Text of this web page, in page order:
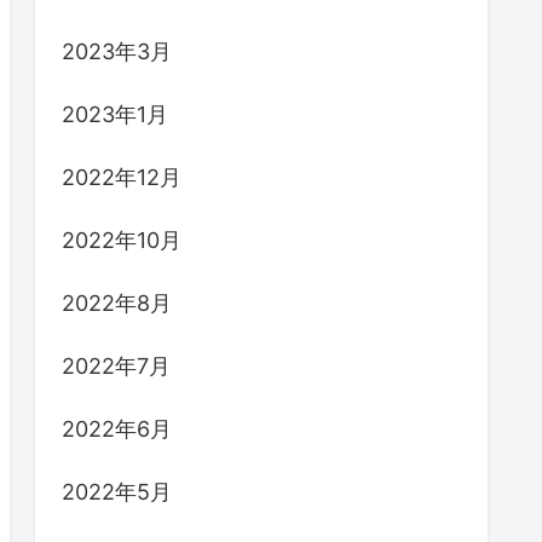
2023年3月
2023年1月
2022年12月
2022年10月
2022年8月
2022年7月
2022年6月
2022年5月